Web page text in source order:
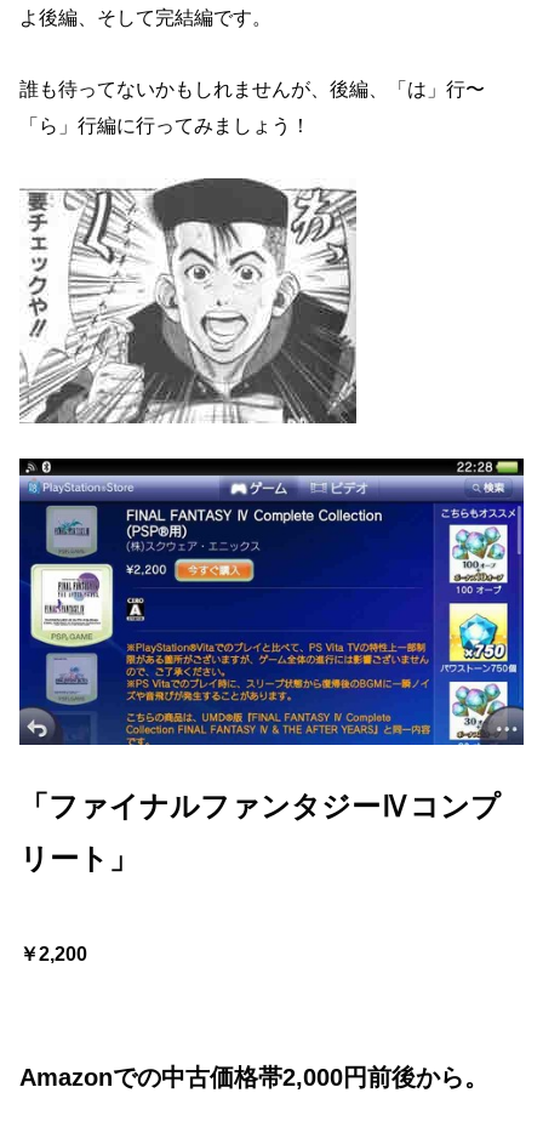
よ後編、そして完結編です。
誰も待ってないかもしれませんが、後編、「は」行〜
「ら」行編に行ってみましょう！
「ファイナルファンタジーⅣコンプ
リート」
￥2,200
Amazonでの中古価格帯2,000円前後から。